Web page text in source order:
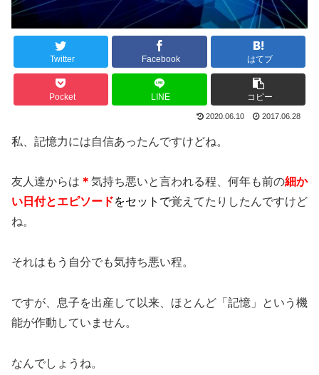
Twitter Facebook はてブ
Pocket LINE コピー
2020.06.10 2017.06.28
私、記憶力には自信あったんですけどね。
友人達からは ＊ 気持ち悪いと言われる程、何年も前の細か
い日付とエピソードをセットで覚えてたりしたんですけど
ね。
それはもう自分でも気持ち悪い程。
ですが、息子を出産して以来、ほとんど「記憶」という機
能が作動していません。
なんでしょうね。